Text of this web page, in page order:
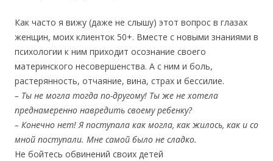
Как часто я вижу (даже не слышу) этот вопрос в глазах
женщин, моих клиенток 50+. Вместе с новыми знаниями в
психологии к ним приходит осознание своего
материнского несовершенства. А с ним и боль,
растерянность, отчаяние, вина, страх и бессилие.
– Ты не могла тогда по-другому! Ты же не хотела
преднамеренно навредить своему ребенку?
– Конечно нет! Я поступала как могла, как жилось, как и со
мной поступали. Мне самой было не сладко.
Не бойтесь обвинений своих детей